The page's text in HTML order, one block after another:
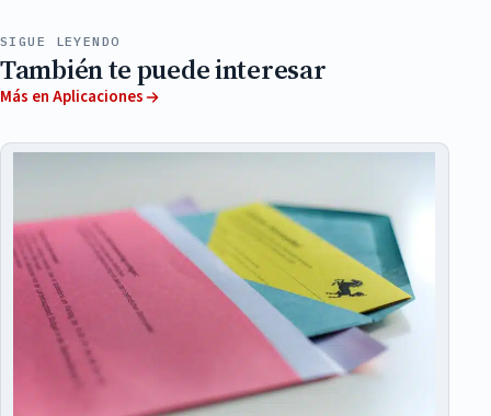
SIGUE LEYENDO
También te puede interesar
Más en Aplicaciones